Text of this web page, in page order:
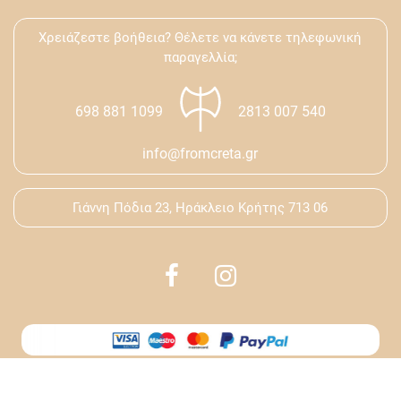
Χρειάζεστε βοήθεια? Θέλετε να κάνετε τηλεφωνική
παραγελλία;
698 881 1099 2813 007 540
info@fromcreta.gr
Γιάννη Πόδια 23, Ηράκλειο Κρήτης 713 06